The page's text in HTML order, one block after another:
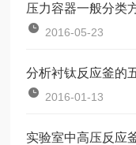
压力容器一般分类
2016-05-23
分析衬钛反应釜的
2016-01-13
实验室中高压反应